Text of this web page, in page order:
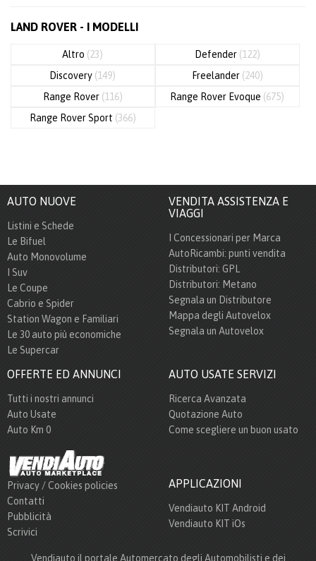
LAND ROVER - I MODELLI
Altro (23) Defender (122)
Discovery (149) Freelander (240)
Range Rover (116) Range Rover Evoque (675)
Range Rover Sport (366)
AUTO NUOVE
Listini e Schede
Le Bifuel
Auto Monovolume
I Suv
Le Coupe
Cabrio e Spider
Station Wagon e Familiari
Le 30 auto più economiche
Le Supercar
VENDITA ASSISTENZA E
VIAGGI
I Concessionari per Marca
AutoRicambi: punti vendita
Distributori: GPL
Distributori: Metano
Segnala un Distributore
Mappa degli Autovelox
Segnala un Autovelox
OFFERTE ED ANNUNCI
Tutti i nostri annunci
Auto Usate
Auto Km 0
AUTO USATE SERVIZI
Ricerca Avanzata
Quotazione Auto
Come scegliere un buon usato
Privacy / Cookies policies
Contatti
Pubblicità
Scrivici
APPLICAZIONI
Vendiauto KIT Android
Vendiauto KIT iOs
Vendiauto il portale Automercato degli Automobilisti e dei